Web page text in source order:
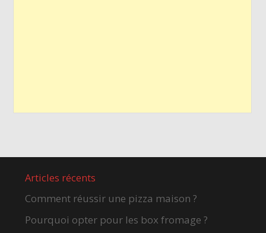
Articles récents
Comment réussir une pizza maison ?
Pourquoi opter pour les box fromage ?